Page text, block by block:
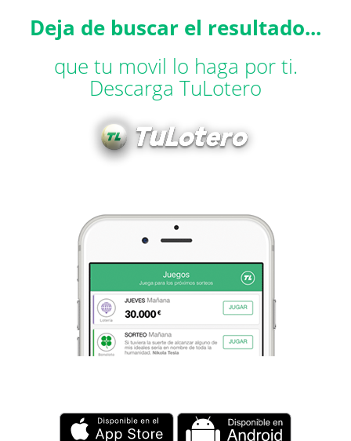
Deja de buscar el resultado...
que tu movil lo haga por ti.
Descarga TuLotero